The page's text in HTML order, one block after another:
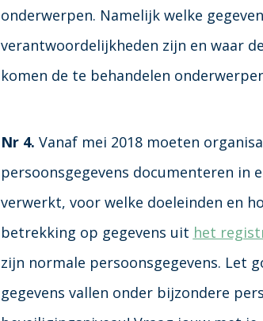
onderwerpen. Namelijk welke
verantwoordelijkheden zijn en waar
komen de te behandelen
Nr 4. Vanaf mei 2018 moeten
persoonsgegevens documenteren in
verwerkt, voor welke doeleinden en
betrekking op gegevens uit het
zijn normale persoonsgegevens. Let
gegevens vallen onder bijzondere